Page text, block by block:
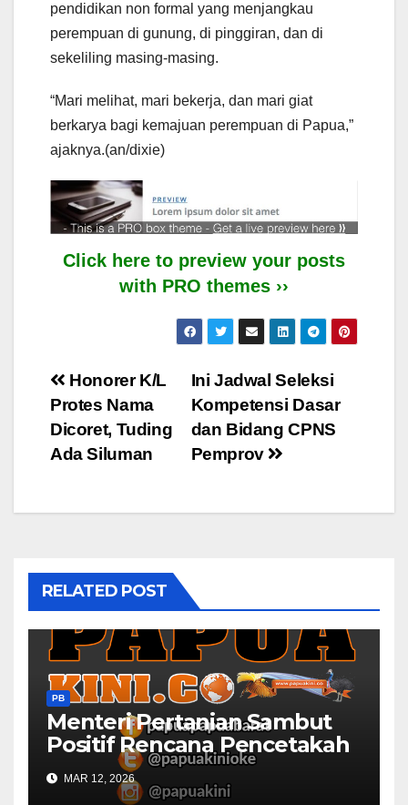
pendidikan non formal yang menjangkau
perempuan di gunung, di pinggiran, dan di
sekeliling masing-masing.
“Mari melihat, mari bekerja, dan mari giat
berkarya bagi kemajuan perempuan di Papua,”
ajaknya.(an/dixie)
Click here to preview your posts
with PRO themes ››
Post
navigation
Ini Jadwal Seleksi
Kompetensi Dasar
dan Bidang CPNS
Pemprov
Honorer K/L
Protes Nama
Dicoret, Tuding
Ada Siluman
RELATED POST
PB
Menteri Pertanian Sambut
Positif Rencana Pencetakah
Sawah dan Ladang di Papua
Barat
MAR 12, 2026